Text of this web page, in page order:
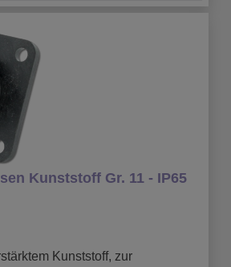
Kunststoff Gr. 11 - IP65
Kunststoff, zur